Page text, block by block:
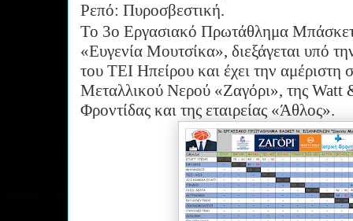
Ρεπό: Πυροσβεστική.
Το 3ο Εργασιακό Πρωτάθλημα
«Ευγενία Μουτσίκα», διεξάγεται υπό
του ΤΕΙ Ηπείρου και έχει την αμέριστη
Μεταλλικού Νερού «Ζαγόρι», της Watt
Φροντίδας και της εταιρείας «Άθλος».